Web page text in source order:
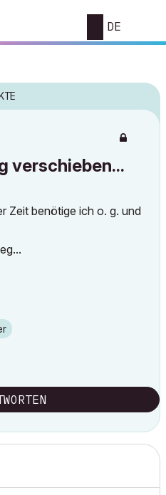
DE
verschieben...
Zeit benötige ich o. g. und